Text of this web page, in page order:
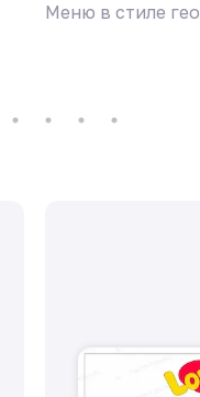
Меню в стиле